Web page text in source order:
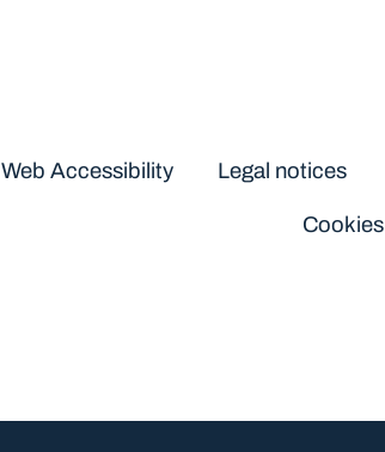
Web Accessibility Legal notices